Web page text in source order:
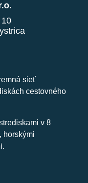
sieť
cestovného
v 8
horskými